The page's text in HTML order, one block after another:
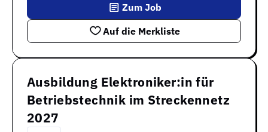
Auf die Merkliste
Zum Job
Ausbildung Elektroniker:in für
Betriebstechnik im Streckennetz
2027